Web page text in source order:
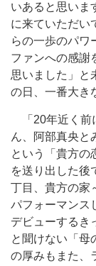
いあると思いま
に来ていただい
らの一歩のパワ
ファンへの感謝
思いました」と
の日、一番大き
「20年近く前
ん、阿部真央と
という「貴方の
を送り出した後
丁目、貴方の家
パフォーマンス
デビューするき
と聞けない「母
の厚みもまた、